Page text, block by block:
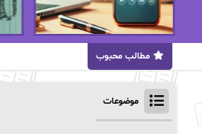
مطالب محبوب
موضوعات